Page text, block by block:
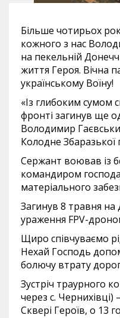
Більше чотирьох
кожного з нас
на пекельній
життя Героя. Вічна
українському Воїну!
«Із глибоким сумом
фронті загинув ще
Володимир
Колодне Збаразької
Сержант воював із
командиром
матеріального
Загинув 8 травня на
ураження FPV-
Щиро співчуваємо
Нехай Господь
болючу втрату
Зустріч траурного
через с. Чернихівці)
Сквері Героїв, о 13